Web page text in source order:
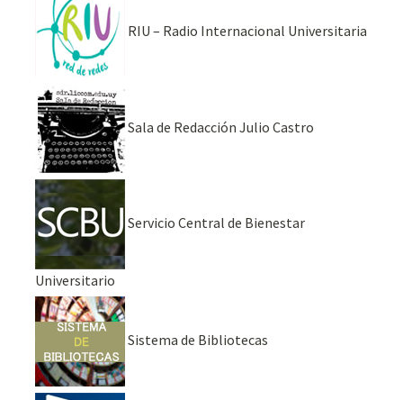
RIU – Radio Internacional Universitaria
Sala de Redacción Julio Castro
Servicio Central de Bienestar
Universitario
Sistema de Bibliotecas